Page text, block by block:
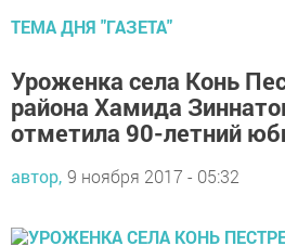
ТЕМА ДНЯ "ГАЗЕТА"
Уроженка села Конь
района Хамида
отметила 90-летний
автор, 9 ноября 2017 - 05:32